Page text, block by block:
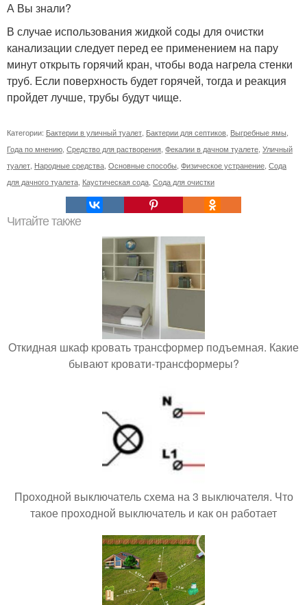
А Вы знали?
В случае использования жидкой соды для очистки
канализации следует перед ее применением на пару
минут открыть горячий кран, чтобы вода нагрела стенки
труб. Если поверхность будет горячей, тогда и реакция
пройдет лучше, трубы будут чище.
Категории: Бактерии в уличный туалет Бактерии для септиков Выгребные ямы
Года по мнению Средство для растворения Фекалии в дачном туалете Уличный
туалет Народные средства Основные способы Физическое устранение Сода
для дачного туалета Каустическая сода Сода для очистки
Читайте также
Откидная шкаф кровать трансформер подъемная. Какие
бывают кровати-трансформеры?
Проходной выключатель схема на 3 выключателя. Что
такое проходной выключатель и как он работает